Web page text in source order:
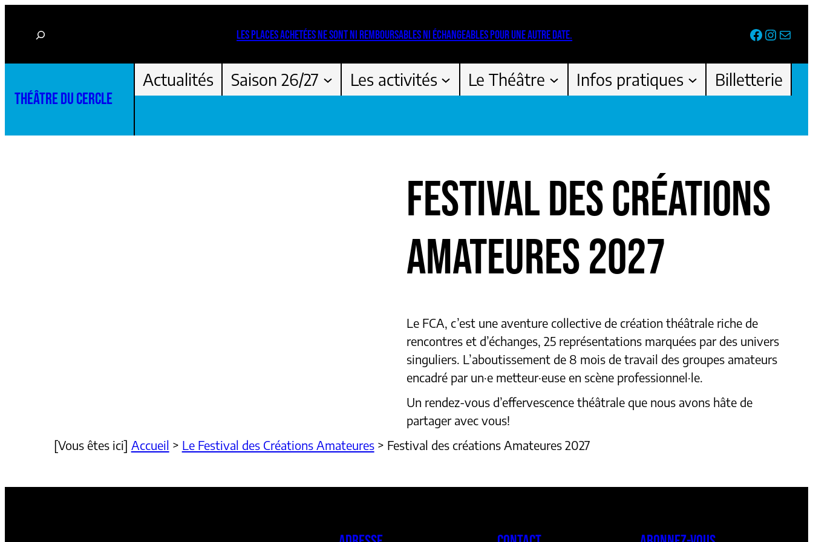
Rechercher LES PLACES ACHETÉES NE SONT NI REMBOURSABLES NI ÉCHANGEABLES POUR UNE AUTRE DATE. Facebook
THÉÂTRE DU CERCLE
Actualités Saison 26/27 Les activités Le Théâtre Infos pratiques Billetterie
FESTIVAL DES CRÉATIONS
AMATEURES 2027
Le FCA, c’est une aventure collective de création théâtrale riche de
rencontres et d’échanges, 25 représentations marquées par des univers
singuliers. L’aboutissement de 8 mois de travail des groupes amateurs
encadré par un·e metteur·euse en scène professionnel·le.
Un rendez-vous d’effervescence théâtrale que nous avons hâte de
partager avec vous!
[Vous êtes ici] Accueil > Le Festival des Créations Amateures> Festival des créations Amateures 2027